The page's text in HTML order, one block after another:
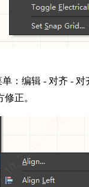
：编辑 - 对齐 - 对
正。